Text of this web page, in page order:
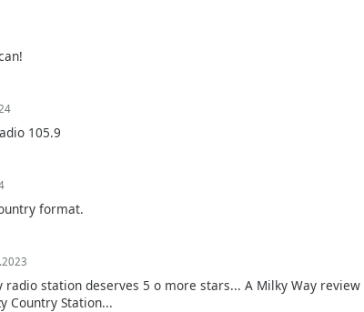
105.9
format.
station deserves 5 o more stars... A Milky Way review
Country Station...